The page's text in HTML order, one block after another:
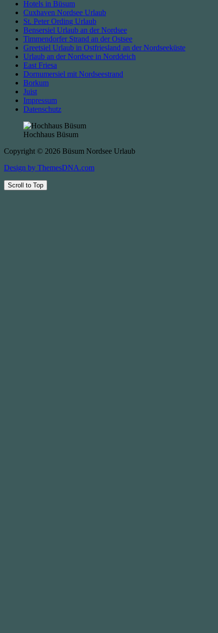
Hotels in Büsum
Cuxhaven Nordsee Urlaub
St. Peter Ording Urlaub
Bensersiel Urlaub an der Nordsee
Timmendorfer Strand an der Ostsee
Greetsiel Urlaub in Ostfriesland an der Nordseeküste
Urlaub an der Nordsee in Norddeich
East Friesa
Dornumersiel mit Nordseestrand
Borkum
Juist
Impressum
Datenschutz
Hochhaus Büsum
Copyright © 2026 Büsum Nordsee Urlaub
Design by ThemesDNA.com
Scroll to Top